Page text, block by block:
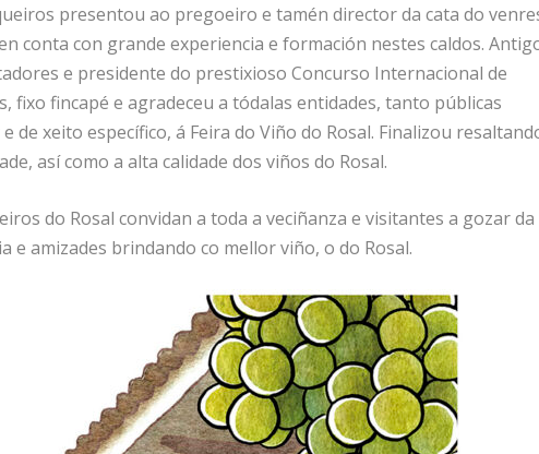
presentou ao pregoeiro e tamén director da cata do
conta con grande experiencia e formación nestes caldos.
e presidente do prestixioso Concurso Internacional de
fixo fincapé e agradeceu a tódalas entidades, tanto públicas
de xeito específico, á Feira do Viño do Rosal. Finalizou
así como a alta calidade dos viños do Rosal.
do Rosal convidan a toda a veciñanza e visitantes a gozar da
e amizades brindando co mellor viño, o do Rosal.